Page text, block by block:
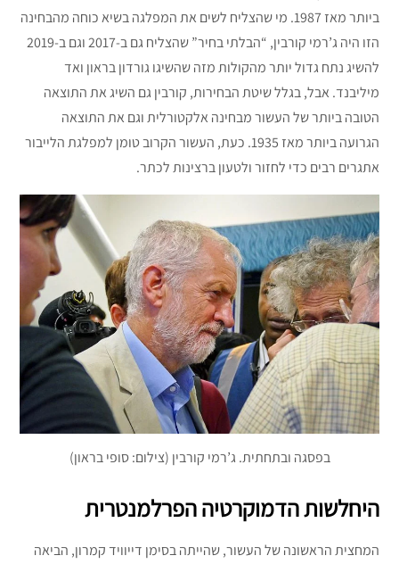
ביותר מאז 1987. מי שהצליח לשים את המפלגה בשיא כוחה מהבחינה
הזו היה ג’רמי קורבין, “הבלתי בחיר” שהצליח גם ב-2017 וגם ב-2019
להשיג נתח גדול יותר מהקולות מזה שהשיגו גורדון בראון ואד
מיליבנד. אבל, בגלל שיטת הבחירות, קורבין גם השיג את התוצאה
הטובה ביותר של העשור מבחינה אלקטורלית וגם את התוצאה
הגרועה ביותר מאז 1935. כעת, העשור הקרוב טומן למפלגת הלייבור
אתגרים רבים כדי לחזור ולטעון ברצינות לכתר.
בפסגה ובתחתית. ג’רמי קורבין (צילום: סופי בראון)
היחלשות הדמוקרטיה הפרלמנטרית
המחצית הראשונה של העשור, שהייתה בסימן דייוויד קמרון, הביאה